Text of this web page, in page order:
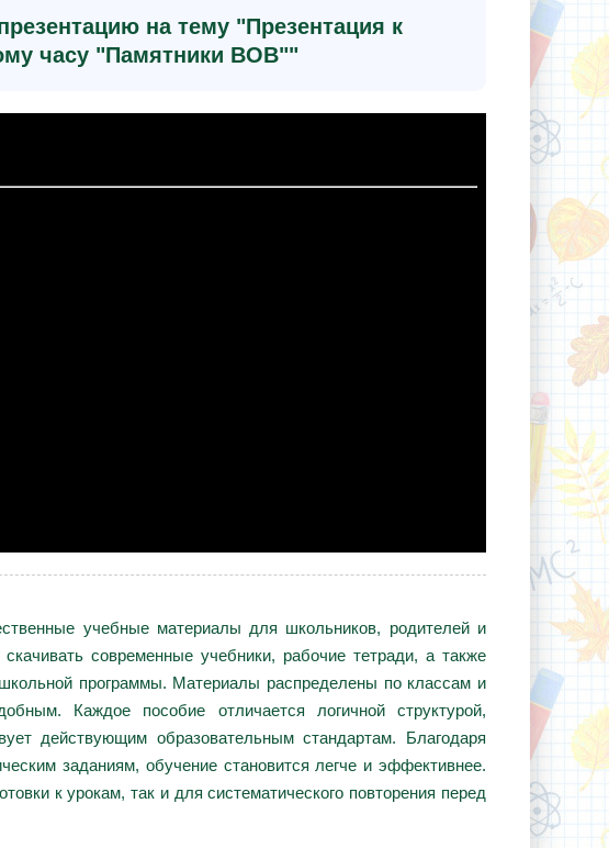
на тему "Презентация к
часу "Памятники ВОВ""
учебные материалы для школьников, родителей и
современные учебники, рабочие тетради, а также
программы. Материалы распределены по классам и
Каждое пособие отличается логичной структурой,
действующим образовательным стандартам. Благодаря
заданиям, обучение становится легче и эффективнее.
к урокам, так и для систематического повторения перед